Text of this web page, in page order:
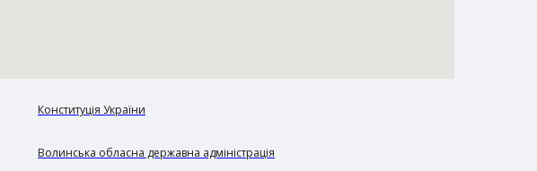
Конституція України
Волинська обласна державна адміністрація